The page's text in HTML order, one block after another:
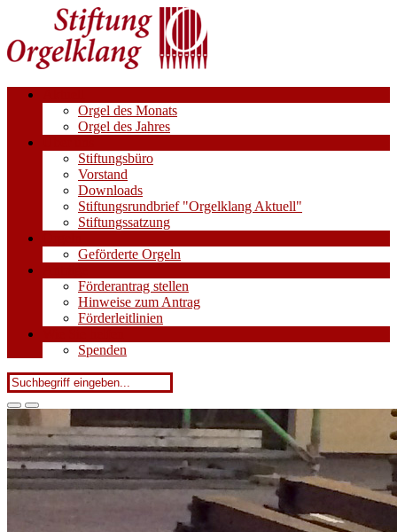
Orgel des Monats
Orgel des Jahres
Stiftungsbüro
Vorstand
Downloads
Stiftungsrundbrief "Orgelklang Aktuell"
Stiftungssatzung
Geförderte Orgeln
Förderantrag stellen
Hinweise zum Antrag
Förderleitlinien
Spenden